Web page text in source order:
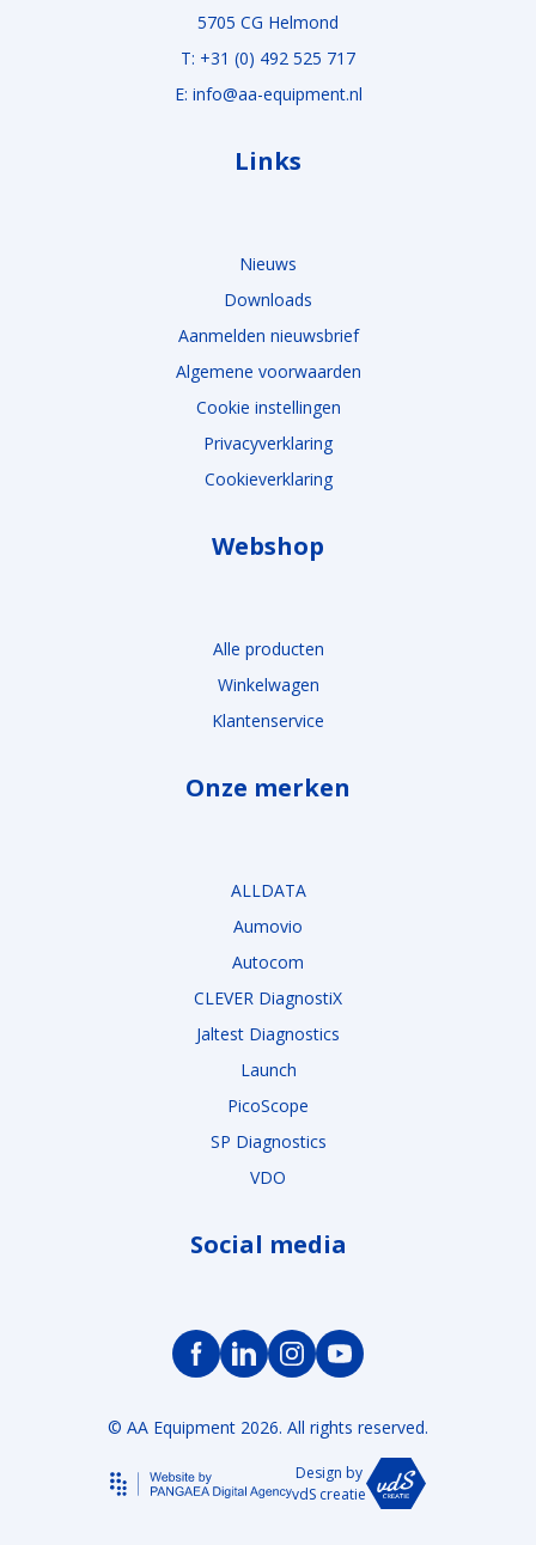
5705 CG Helmond
T: +31 (0) 492 525 717
E: info@aa-equipment.nl
Links
Nieuws
Downloads
Aanmelden nieuwsbrief
Algemene voorwaarden
Cookie instellingen
Privacyverklaring
Cookieverklaring
Webshop
Alle producten
Winkelwagen
Klantenservice
Onze merken
ALLDATA
Aumovio
Autocom
CLEVER DiagnostiX
Jaltest Diagnostics
Launch
PicoScope
SP Diagnostics
VDO
Social media
© AA Equipment 2026. All rights reserved.
Design by
vdS creatie